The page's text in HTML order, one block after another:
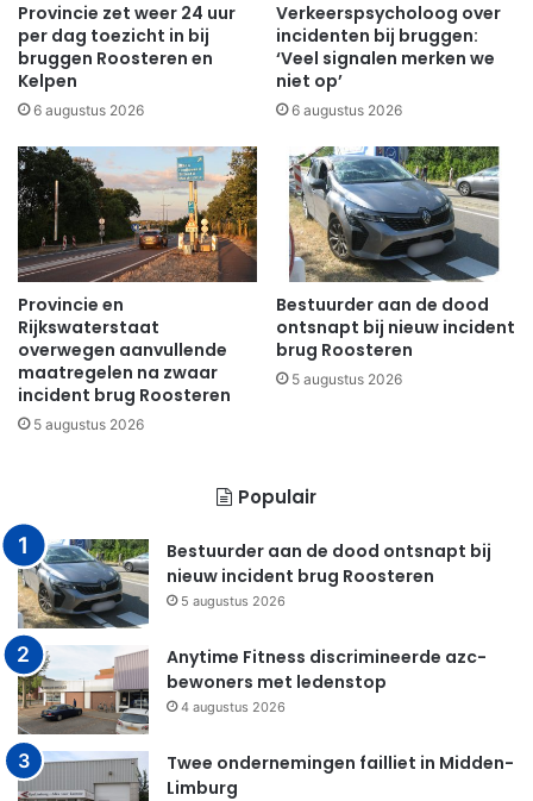
Provincie zet weer 24 uur
per dag toezicht in bij
bruggen Roosteren en
Kelpen
6 augustus 2026
Verkeerspsycholoog over
incidenten bij bruggen:
‘Veel signalen merken we
niet op’
6 augustus 2026
Provincie en
Rijkswaterstaat
overwegen aanvullende
maatregelen na zwaar
incident brug Roosteren
5 augustus 2026
Bestuurder aan de dood
ontsnapt bij nieuw incident
brug Roosteren
5 augustus 2026
Populair
Bestuurder aan de dood ontsnapt bij
nieuw incident brug Roosteren
5 augustus 2026
Anytime Fitness discrimineerde azc-
bewoners met ledenstop
4 augustus 2026
Twee ondernemingen failliet in Midden-
Limburg